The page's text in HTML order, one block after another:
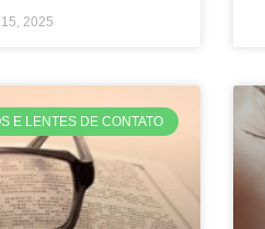
2025
E LENTES DE CONTATO